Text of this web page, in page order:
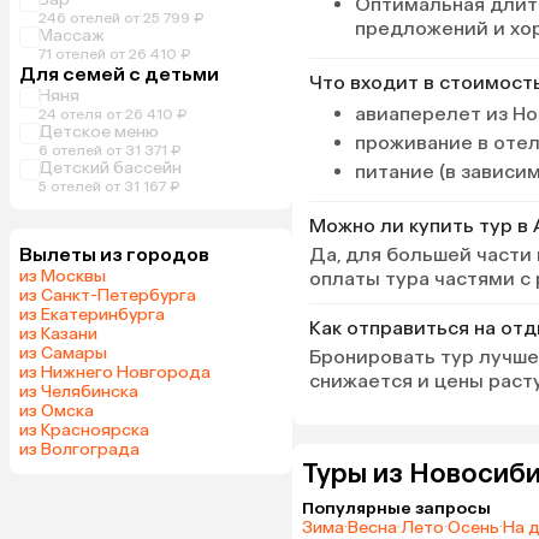
246 отелей от 25 799 ₽
Массаж
71 отелей от 26 410 ₽
Для семей с детьми
Няня
24 отеля от 26 410 ₽
Детское меню
6 отелей от 31 371 ₽
Детский бассейн
5 отелей от 31 167 ₽
Вылеты из городов
из Москвы
из Санкт-Петербурга
из Екатеринбурга
из Казани
из Самары
из Нижнего Новгорода
из Челябинска
из Омска
из Красноярска
из Волгограда
берет орешки с
бушует, но прыгать
бухта для купания —
рекомендую, ехать
минуты, по ценам
дешево, туда обратно
тукер приезжает к
2 лежака и зонт — 7 $
день, многие просто
полотенцах лежат.
тукера Ану
вежливый и
подскажет и отвезет,
черепахам, за
пофоткаться на
предложений и
Что входит в
авиаперелет из
проживание в
питание (в
Можно ли купить тур в
Да, для большей части
оплаты тура частями с
Как отправиться на
Бронировать тур
снижается и цены
Туры из
Популярные запросы
Зима·Весна·Лето·Осень·На